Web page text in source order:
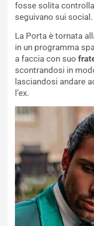
fosse solita
seguivano sui social.
La Porta è tornata
in un programma
a faccia con suo
scontrandosi in
lasciandosi andare
l’ex.